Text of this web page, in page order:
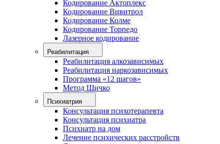
Кодирование Актоплекс
Кодирование Вивитрол
Кодирование Колме
Кодирование Торпедо
Лазерное кодирование
Реабилитация
Реабилитация алкозависимых
Реабилитация наркозависимых
Программа «12 шагов»
Метод Шичко
Психиатрия
Консультация психотерапевта
Консультация психиатра
Психиатр на дом
Лечение психических расстройств